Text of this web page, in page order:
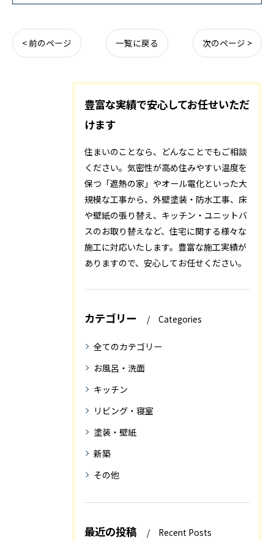
< 前のページ 一覧に戻る 次のページ >
豊富な実績で安心してお任せいただ
けます
住まいのことなら、どんなことでもご相談
ください。気密性が高め住みやすい温度を
保つ「遮熱の家」やオール電化といった大
規模な工事から、外壁塗装・防水工事、床
や壁紙の張り替え、キッチン・ユニットバ
スのお取り替えなど、住宅に関する様々な
施工に対応いたします。豊富な施工実績が
ありますので、安心してお任せください。
カテゴリー Categories
全てのカテゴリー
お風呂・洗面
キッチン
リビング・寝室
塗装・壁紙
新築
その他
最近の投稿 Recent Posts